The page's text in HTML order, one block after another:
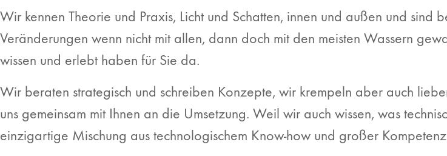
Wir kennen Theorie und Praxis, Licht und Schatten, innen und außen und sind
Veränderungen wenn nicht mit allen, dann doch mit den meisten Wassern
wissen und erlebt haben für Sie da.
Wir beraten strategisch und schreiben Konzepte, wir krempeln aber auch
uns gemeinsam mit Ihnen an die Umsetzung. Weil wir auch wissen, was
einzigartige Mischung aus technologischem Know-how und großer